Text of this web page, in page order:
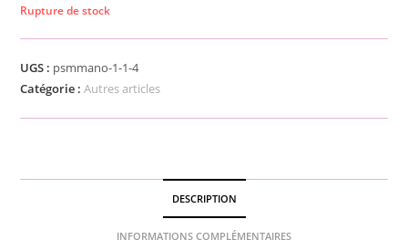
Rupture de stock
UGS : psmmano-1-1-4
Catégorie :Autres articles
DESCRIPTION
INFORMATIONS COMPLÉMENTAIRES